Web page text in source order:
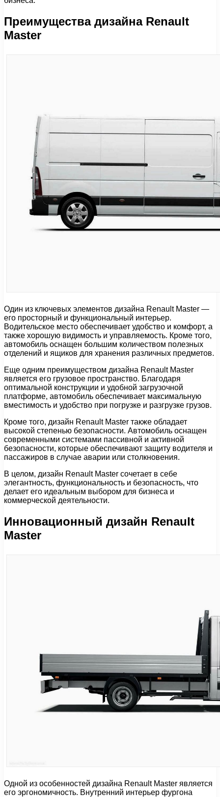
Преимущества дизайна Renault
Master
Один из ключевых элементов дизайна Renault Master —
его просторный и функциональный интерьер.
Водительское место обеспечивает удобство и комфорт, а
также хорошую видимость и управляемость. Кроме того,
автомобиль оснащен большим количеством полезных
отделений и ящиков для хранения различных предметов.
Еще одним преимуществом дизайна Renault Master
является его грузовое пространство. Благодаря
оптимальной конструкции и удобной загрузочной
платформе, автомобиль обеспечивает максимальную
вместимость и удобство при погрузке и разгрузке грузов.
Кроме того, дизайн Renault Master также обладает
высокой степенью безопасности. Автомобиль оснащен
современными системами пассивной и активной
безопасности, которые обеспечивают защиту водителя и
пассажиров в случае аварии или столкновения.
В целом, дизайн Renault Master сочетает в себе
элегантность, функциональность и безопасность, что
делает его идеальным выбором для бизнеса и
коммерческой деятельности.
Инновационный дизайн Renault
Master
Одной из особенностей дизайна Renault Master является
его эргономичность. Внутренний интерьер фургона